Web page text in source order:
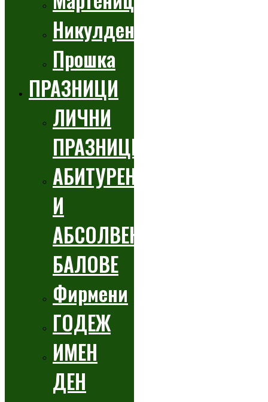
Никулден
Прошка
ПРАЗНИЦИ
ЛИЧНИ
ПРАЗНИЦИ
АБИТУРЕНТСКИ
И
АБСОЛВЕНТСКИ
БАЛОВЕ
Фирмени
ГОДЕЖ
ИМЕН
ДЕН